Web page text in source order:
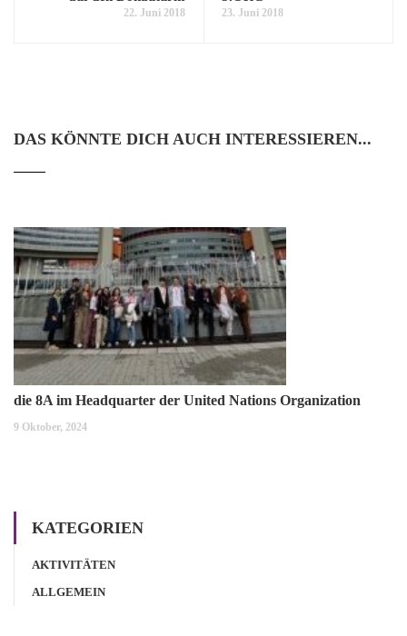
22. Juni 2018 23. Juni 2018
DAS KÖNNTE DICH AUCH INTERESSIEREN...
die 8A im Headquarter der United Nations Organization
9 Oktober, 2024
KATEGORIEN
AKTIVITÄTEN
ALLGEMEIN